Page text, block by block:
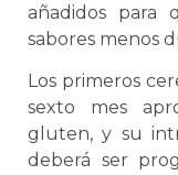
añadidos para
sabores menos
Los primeros
sexto mes
gluten, y su
deberá ser